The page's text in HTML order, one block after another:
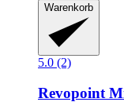
Warenkorb
5.0 (2)
Revopoint